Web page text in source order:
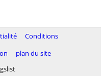
Conditions
plan du site